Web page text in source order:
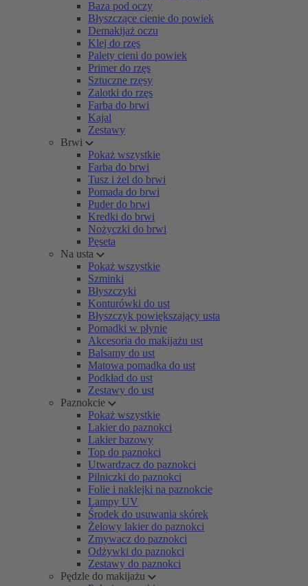
Baza pod oczy
Błyszczące cienie do powiek
Demakijaż oczu
Klej do rzęs
Palety cieni do powiek
Primer do rzęs
Sztuczne rzęsy
Zalotki do rzęs
Farba do brwi
Kajal
Zestawy
Brwi
Pokaż wszystkie
Farba do brwi
Tusz i żel do brwi
Pomada do brwi
Puder do brwi
Kredki do brwi
Nożyczki do brwi
Pęseta
Na usta
Pokaż wszystkie
Szminki
Błyszczyki
Konturówki do ust
Błyszczyk powiększający usta
Pomadki w płynie
Akcesoria do makijażu ust
Balsamy do ust
Matowa pomadka do ust
Podkład do ust
Zestawy do ust
Paznokcie
Pokaż wszystkie
Lakier do paznokci
Lakier bazowy
Top do paznokci
Utwardzacz do paznokci
Pilniczki do paznokci
Folie i naklejki na paznokcie
Lampy UV
Środek do usuwania skórek
Żelowy lakier do paznokci
Zmywacz do paznokci
Odżywki do paznokci
Zestawy do paznokci
Pędzle do makijażu